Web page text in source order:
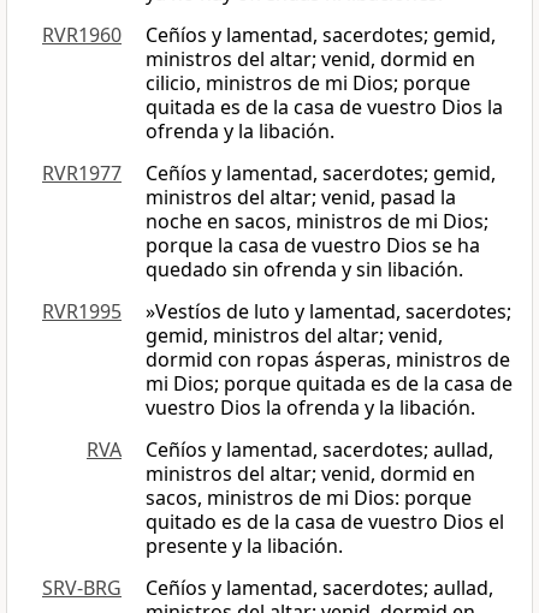
RVR1960
Ceñíos y lamentad, sacerdotes; gemid,
ministros del altar; venid, dormid en
cilicio, ministros de mi Dios; porque
quitada es de la casa de vuestro Dios la
ofrenda y la libación.
RVR1977
Ceñíos y lamentad, sacerdotes; gemid,
ministros del altar; venid, pasad la
noche en sacos, ministros de mi Dios;
porque la casa de vuestro Dios se ha
quedado sin ofrenda y sin libación.
RVR1995
»Vestíos de luto y lamentad, sacerdotes;
gemid, ministros del altar; venid,
dormid con ropas ásperas, ministros de
mi Dios; porque quitada es de la casa de
vuestro Dios la ofrenda y la libación.
RVA
Ceñíos y lamentad, sacerdotes; aullad,
ministros del altar; venid, dormid en
sacos, ministros de mi Dios: porque
quitado es de la casa de vuestro Dios el
presente y la libación.
SRV-BRG
Ceñíos y lamentad, sacerdotes; aullad,